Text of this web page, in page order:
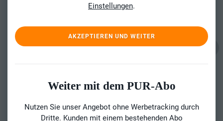
Einstellungen.
AKZEPTIEREN UND WEITER
Weiter mit dem PUR-Abo
Nutzen Sie unser Angebot ohne Werbetracking durch
Dritte. Kunden mit einem bestehenden Abo